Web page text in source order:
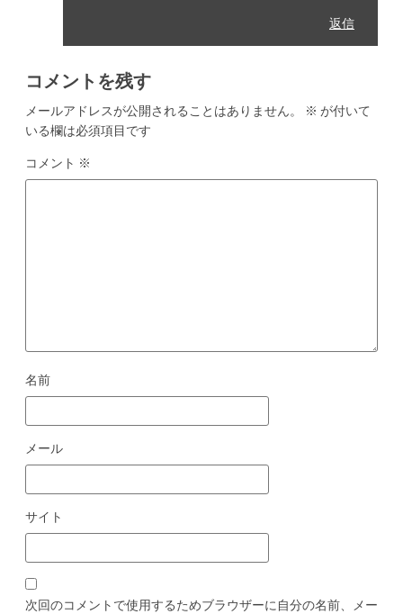
返信
コメントを残す
メールアドレスが公開されることはありません。 ※ が付いて
いる欄は必須項目です
コメント ※
名前
メール
サイト
次回のコメントで使用するためブラウザーに自分の名前、メー